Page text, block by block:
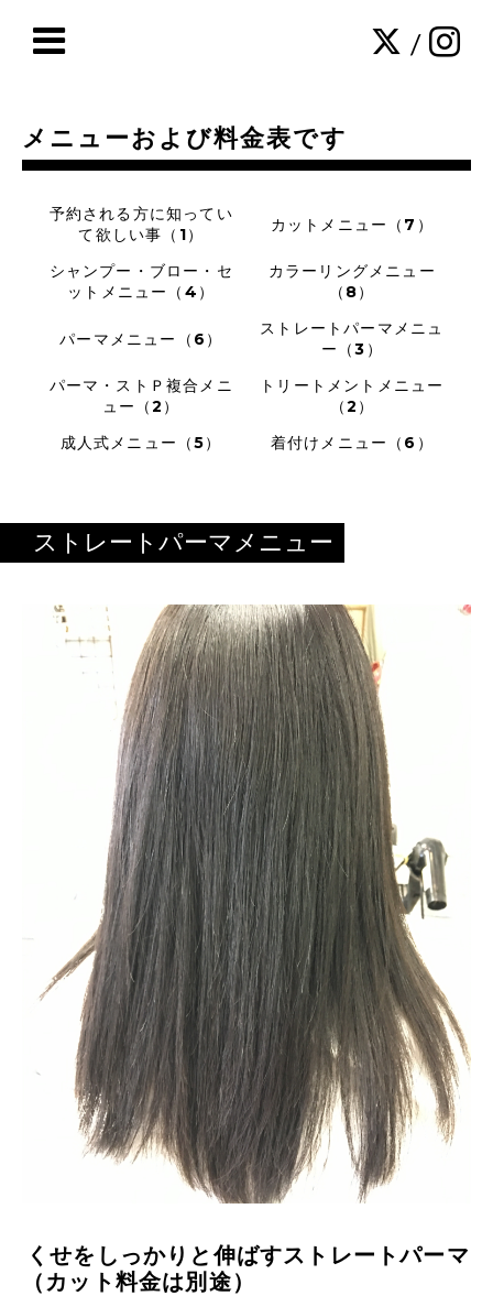
/
メニューおよび料金表です
予約される方に知ってい
て欲しい事（1）
カットメニュー（7）
シャンプー・ブロー・セ
ットメニュー（4）
カラーリングメニュー
（8）
パーマメニュー（6）
ストレートパーマメニュ
ー（3）
パーマ・ストＰ複合メニ
ュー（2）
トリートメントメニュー
（2）
成人式メニュー（5）
着付けメニュー（6）
ストレートパーマメニュー
くせをしっかりと伸ばすストレートパーマ
（カット料金は別途）